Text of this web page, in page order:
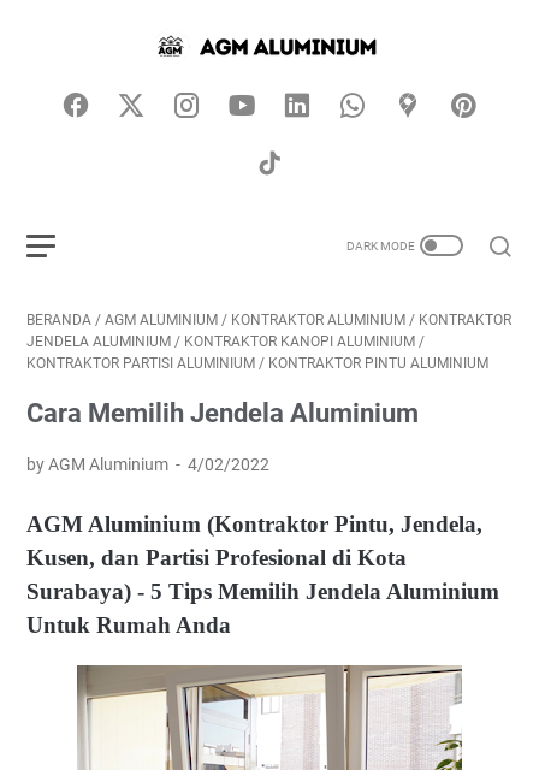
BERANDA / AGM ALUMINIUM / KONTRAKTOR ALUMINIUM / KONTRAKTOR
JENDELA ALUMINIUM / KONTRAKTOR KANOPI ALUMINIUM /
KONTRAKTOR PARTISI ALUMINIUM / KONTRAKTOR PINTU ALUMINIUM
Cara Memilih Jendela Aluminium
by AGM Aluminium 4/02/2022
AGM Aluminium (Kontraktor Pintu, Jendela,
Kusen, dan Partisi Profesional di Kota
Surabaya) - 5 Tips Memilih Jendela Aluminium
Untuk Rumah Anda